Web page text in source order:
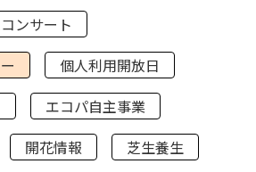
ンサート
個人利用開放日
エコパ自主事業
開花情報 芝生養生